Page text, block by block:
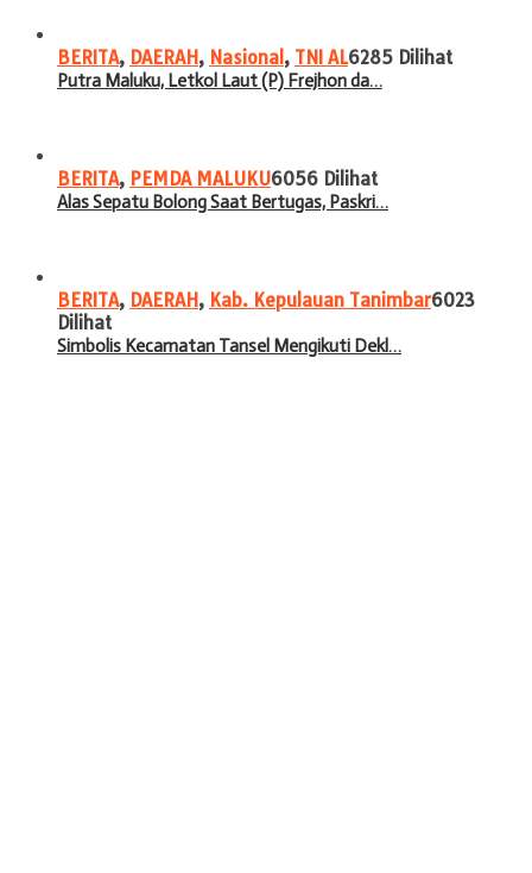
BERITA, DAERAH, Nasional , TNI AL6285 Dilihat
Putra Maluku, Letkol Laut (P) Frejhon da…
BERITA, PEMDA MALUKU6056 Dilihat
Alas Sepatu Bolong Saat Bertugas, Paskri…
BERITA, DAERAH, Kab. Kepulauan Tanimbar6023
Dilihat
Simbolis Kecamatan Tansel Mengikuti Dekl…